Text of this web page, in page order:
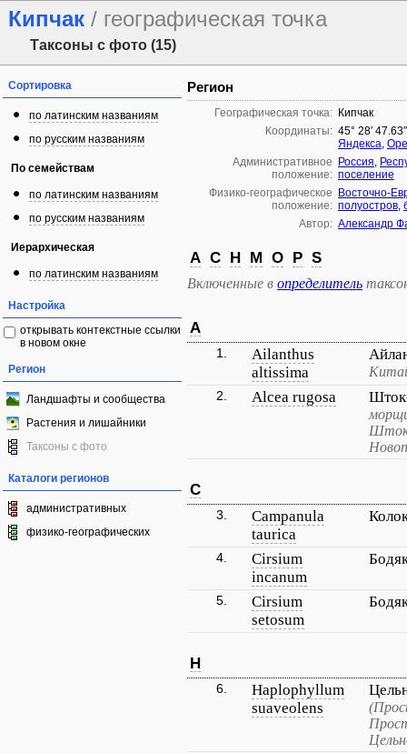
Кипчак / географическая точка
Таксоны с фото (15)
Сортировка
по латинским названиям
по русским названиям
По семействам
по латинским названиям
по русским названиям
Иерархическая
по латинским названиям
Настройка
открывать контекстные ссылки
в новом окне
Регион
Ландшафты и сообщества
Растения и лишайники
Таксоны с фото
Каталоги регионов
административных
физико-географических
Регион
Географическая точка: Кипчак
Координаты: 45° 28′
Яндекса,
Административное
положение:
Россия,
поселение
Физико-географическое
положение:
Восточно-
полуостров,
Автор: Александр
A C H M O P S
Включенные в определитель
A
1.
Ailanthus
altissima
2. Alcea rugosa
C
3.
Campanula
taurica
4.
Cirsium
incanum
5.
Cirsium
setosum
H
6.
Haplophyllum
suaveolens